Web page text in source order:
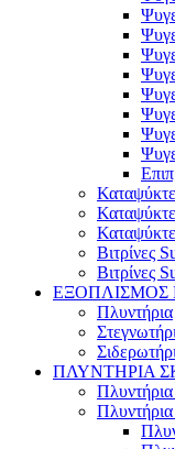
Βιτρίνες
Βιτρίνες
ΕΞΟΠΛΙΣΜΟΣ
Πλυντήρια
ΠΛΥΝΤΗΡΙΑ